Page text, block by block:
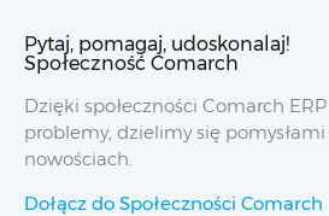
Pytaj, pomagaj, udoskonalaj!
Społeczność Comarch
Dzięki społeczności Comarch
problemy, dzielimy się
nowościach.
Dołącz do Społeczności Comarch